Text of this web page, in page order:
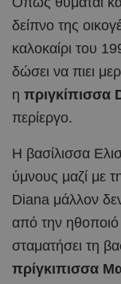
δείπνο της
καλοκαίρι του
δώσει να πιει
η πριγκίπισσα
περίεργο.
Η βασίλισσα
ύμνους μαζί με
Diana μάλλον
από την ηθοποιό
σταματήσει τη
πρίγκιπισσα